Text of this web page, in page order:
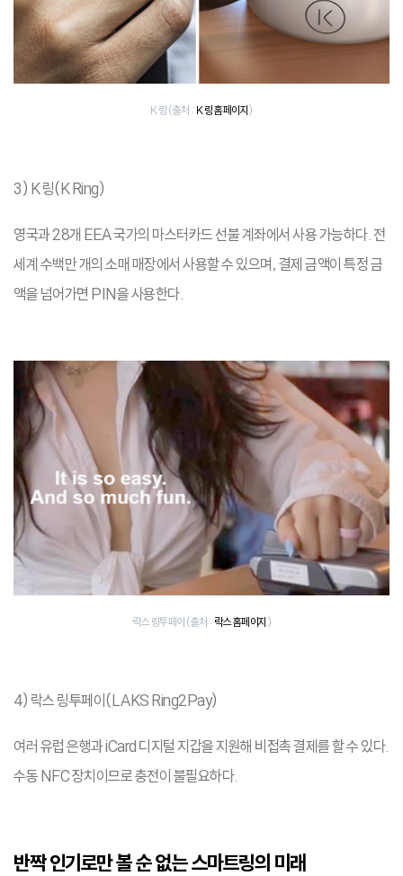
K 링 (출처 : K 링 홈페이지)
3) K 링(K Ring)
영국과 28개 EEA 국가의 마스터카드 선불 계좌에서 사용 가능하다. 전
세계 수백만 개의 소매 매장에서 사용할 수 있으며, 결제 금액이 특정 금
액을 넘어가면 PIN을 사용한다.
락스 링투페이 (출처 : 락스 홈페이지 )
4) 락스 링투페이(LAKS Ring2Pay)
여러 유럽 은행과 iCard 디지털 지갑을 지원해 비접촉 결제를 할 수 있다.
수동 NFC 장치이므로 충전이 불필요하다.
반짝 인기로만 볼 순 없는 스마트링의 미래